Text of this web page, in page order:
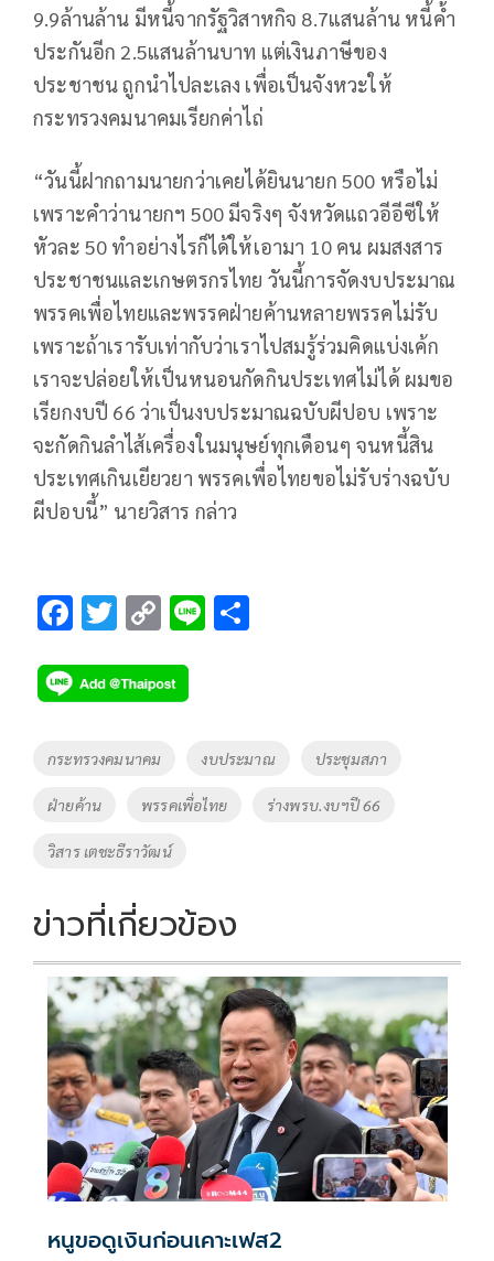
9.9ล้านล้าน มีหนี้จากรัฐวิสาหกิจ 8.7แสนล้าน หนี้ค้ำ
ประกันอีก 2.5แสนล้านบาท แต่เงินภาษีของ
ประชาชน ถูกนำไปละเลง เพื่อเป็นจังหวะให้
กระทรวงคมนาคมเรียกค่าไถ่
“วันนี้ฝากถามนายกว่าเคยได้ยินนายก 500 หรือไม่
เพราะคำว่านายกฯ 500 มีจริงๆ จังหวัดแถวอีอีซีให้
หัวละ 50 ทำอย่างไรก็ได้ให้เอามา 10 คน ผมสงสาร
ประชาชนและเกษตรกรไทย วันนี้การจัดงบประมาณ
พรรคเพื่อไทยและพรรคฝ่ายค้านหลายพรรคไม่รับ
เพราะถ้าเรารับเท่ากับว่าเราไปสมรู้ร่วมคิดแบ่งเค้ก
เราจะปล่อยให้เป็นหนอนกัดกินประเทศไม่ได้ ผมขอ
เรียกงบปี 66 ว่าเป็นงบประมาณฉบับผีปอบ เพราะ
จะกัดกินลำไส้เครื่องในมนุษย์ทุกเดือนๆ จนหนี้สิน
ประเทศเกินเยียวยา พรรคเพื่อไทยขอไม่รับร่างฉบับ
ผีปอบนี้” นายวิสาร กล่าว
F
e
b
o
o
k
T
tt
er
C
p
y
k
Li
Tags
กระทรวงคมนาคม งบประมาณ ประชุมสภา
ฝ่ายค้าน พรรคเพื่อไทย ร่างพรบ.งบฯปี 66
วิสาร เตชะธีราวัฒน์
ข่าวที่เกี่ยวข้อง
หนูขอดูเงินก่อนเคาะเฟส2